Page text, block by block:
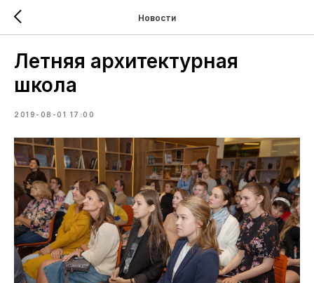
Новости
Летняя архитектурная
школа
2019-08-01 17:00